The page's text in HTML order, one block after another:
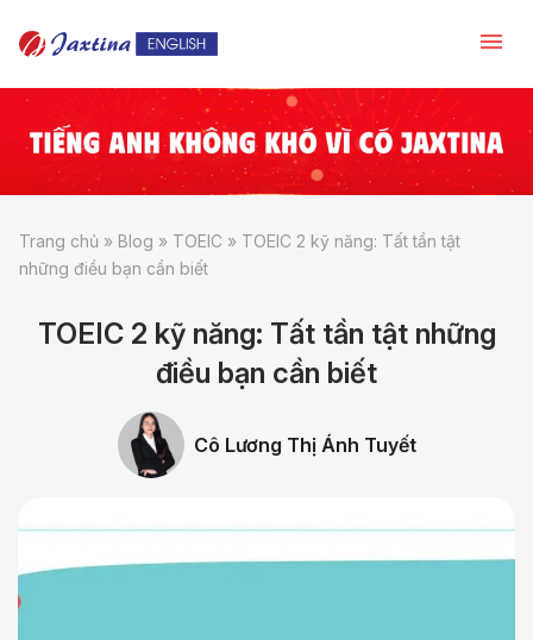
Trang chủ » Blog » TOEIC » TOEIC 2 kỹ năng: Tất tần tật
những điều bạn cần biết
TOEIC 2 kỹ năng: Tất tần tật những
điều bạn cần biết
Cô Lương Thị Ánh Tuyết